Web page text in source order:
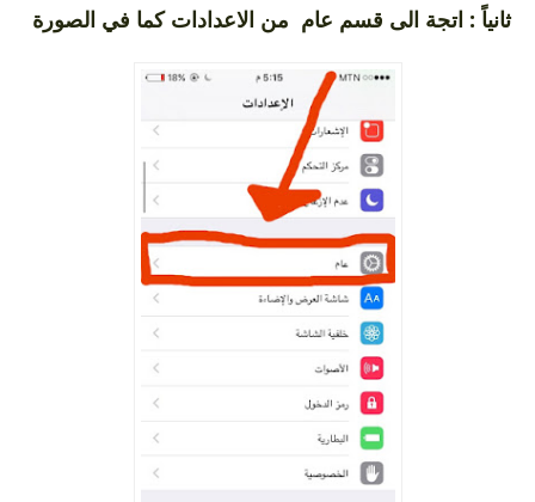
ثانياً : اتجة الى قسم عام من الاعدادات كما في الصورة